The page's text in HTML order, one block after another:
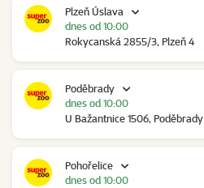
Plzeň Úslava
Rokycanská 2855/3, Plzeň 4
dnes od 10:00
Poděbrady
U Bažantnice 1506, Poděbrady
dnes od 10:00
Pohořelice
dnes od 10:00